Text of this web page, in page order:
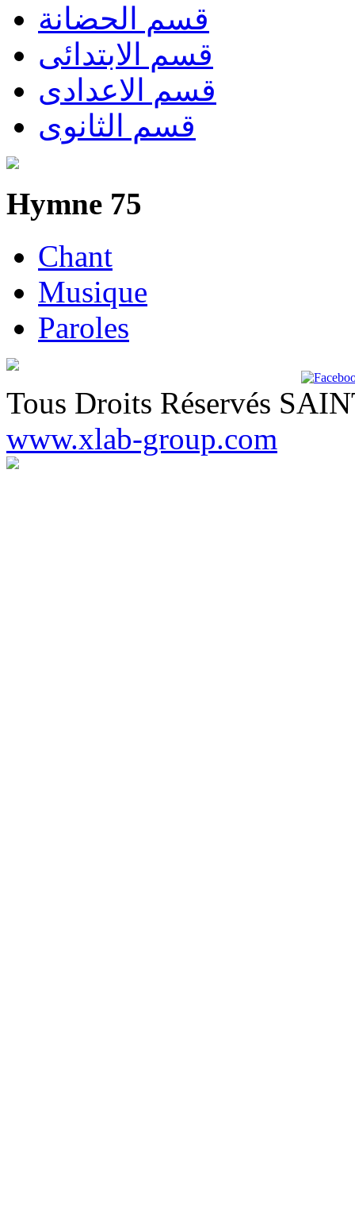
قسم الحضانة
قسم الابتدائى
قسم الاعدادى
قسم الثانوى
Hymne 75
Chant
Musique
Paroles
Tous Droits Réservés
www.xlab-group.com